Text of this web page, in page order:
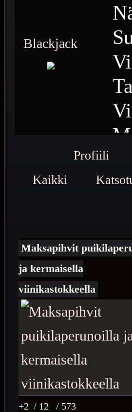
Blackjack
Profiili
Kaikki
Maksapihvit
ja kermaisella
viinikastokkeella
+2 / 12 / 573